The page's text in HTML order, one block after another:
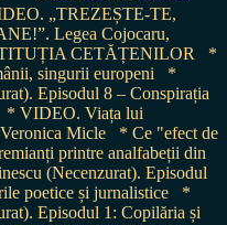
„TREZEȘTE-TE,
Legea Cojocaru,
CETĂȚENILOR
*
singurii europeni
*
Episodul 8 – Conspirația
* VIDEO. Viața lui
Micle
* Ce "efect de
printre analfabeții din
(Necenzurat). Episodul
poetice și jurnalistice
*
Episodul 1: Copilăria și